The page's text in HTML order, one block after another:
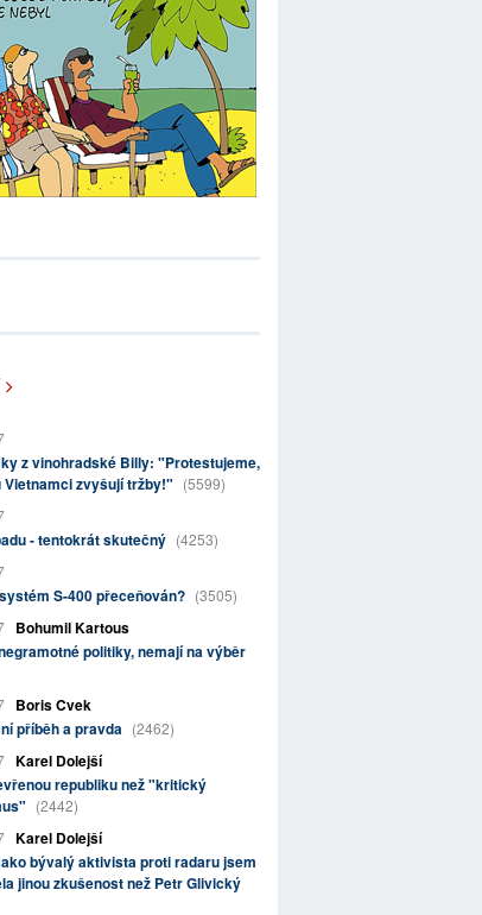
z vinohradské Billy: "Protestujeme,
Vietnamci zvyšují tržby!" (5599)
- tentokrát skutečný (4253)
S-400 přeceňován? (3505)
Bohumil Kartous
politiky, nemají na výběr
Boris Cvek
příběh a pravda (2462)
Karel Dolejší
republiku než "kritický
(2442)
Karel Dolejší
bývalý aktivista proti radaru jsem
jinou zkušenost než Petr Glivický